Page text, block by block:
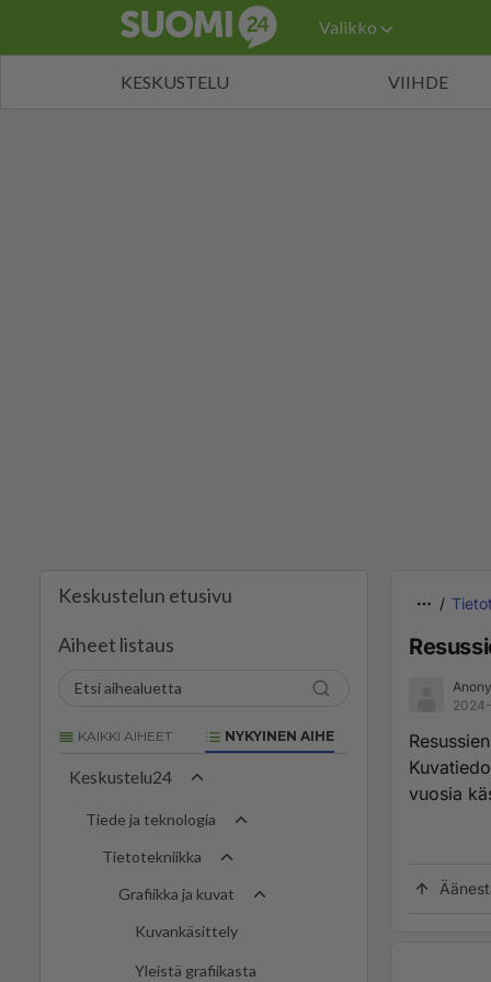
Valikko
KESKUSTELU VIIHDE
Keskustelun etusivu
Aiheet listaus
KAIKKI AIHEET NYKYINEN AIHE
Keskustelu24
Tiede ja teknologia
Tietotekniikka
Grafiikka ja kuvat
Kuvankäsittely
Yleistä grafiikasta
vuosia